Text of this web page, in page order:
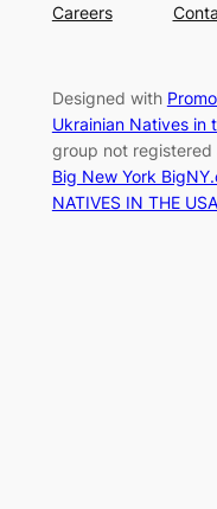
Careers
Designed with
Ukrainian Natives in
group not registered
Big New York
NATIVES IN THE USA